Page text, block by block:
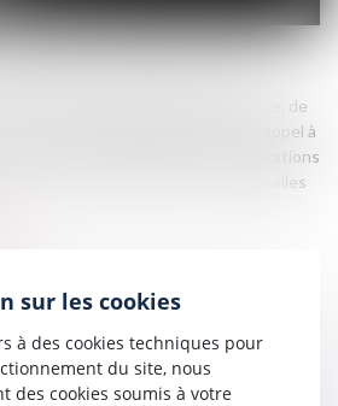
l’Égalité entre les femmes et les
les discriminations, de la Justice, de
et des Transports publient un appel à
auprès du grand public, les applications
les violences sexistes, sexuelles
sur les cookies
à des cookies techniques pour
du site, nous
des cookies soumis à votre